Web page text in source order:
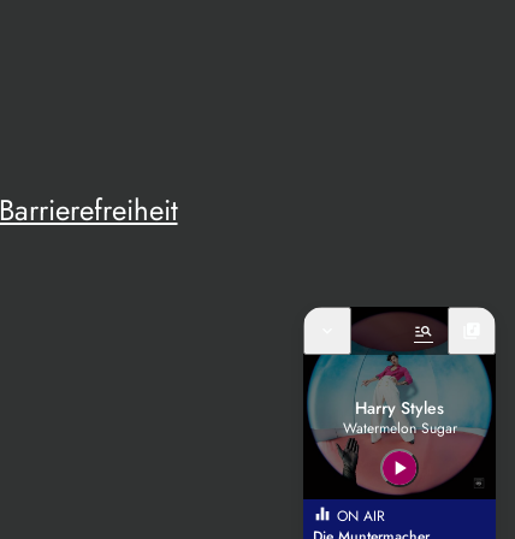
Barrierefreiheit
manage_search
Harry Styles
Watermelon Sugar
play_arrow
equalizer ON AIR